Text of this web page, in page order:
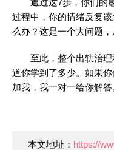
通过这7步，你们的
过程中，你的情绪反复
么办？这是一个大问题，
至此，整个出轨治
道你学到了多少。如果
加我，我一对一给你解答
本文地址： https://